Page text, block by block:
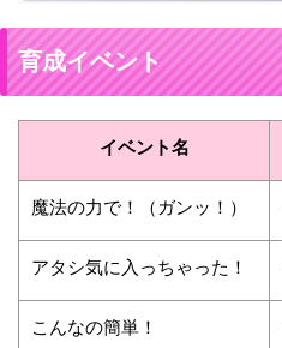
育成イベント
イベント名
魔法の力で！（ガンッ！）
アタシ気に入っちゃった！
こんなの簡単！